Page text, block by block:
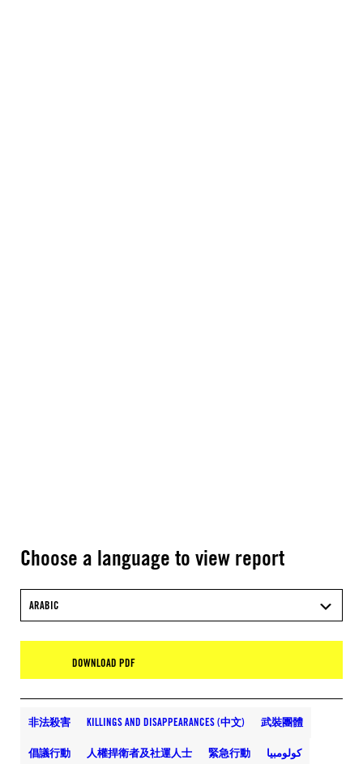
Choose a language to view report
ARABIC
DOWNLOAD PDF
非法殺害 KILLINGS AND DISAPPEARANCES (中文) 武裝團體
倡議行動 人權捍衛者及社運人士 緊急行動 كولومبيا